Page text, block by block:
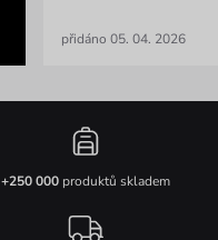
přidáno 05. 04. 2026
+250 000produktů skladem